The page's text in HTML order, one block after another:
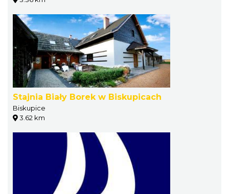
Stajnia Biały Borek w Biskupicach
Biskupice
3.62 km